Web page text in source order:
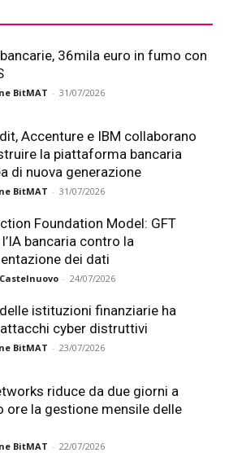
36mila euro in fumo con
BitMAT - 31/07/2026
Accenture e IBM collaborano
la piattaforma bancaria
di nuova generazione
BitMAT - 31/07/2026
Foundation Model: GFT
bancaria contro la
dei dati
- 24/07/2026
istituzioni finanziarie ha
cyber distruttivi
BitMAT - 23/07/2026
riduce da due giorni a
ore la gestione mensile delle
BitMAT - 22/07/2026